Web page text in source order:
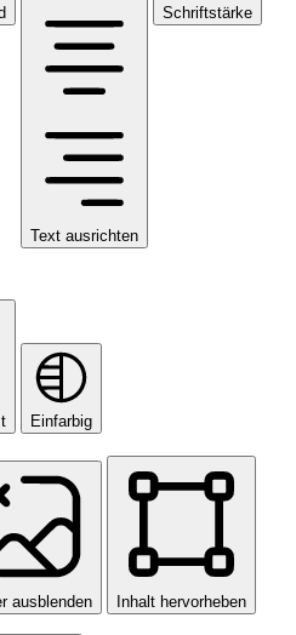
Text ausrichten
Schriftstärke
Einfarbig
ausblenden Inhalt hervorheben